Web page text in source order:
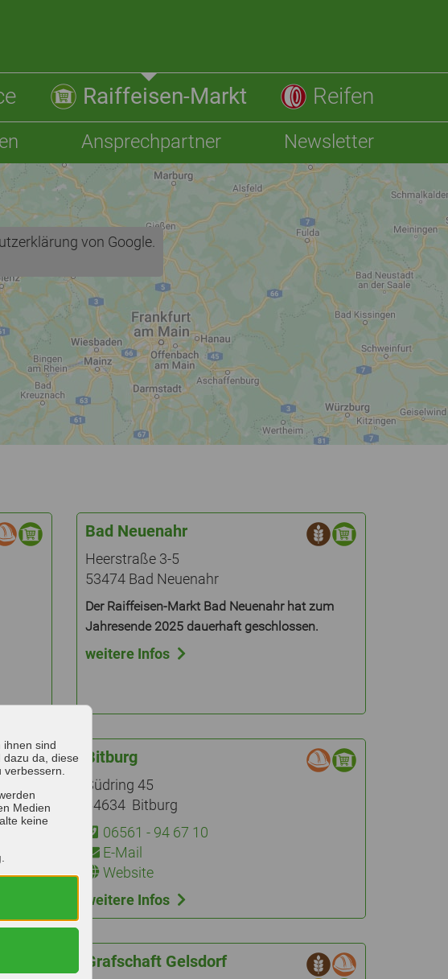
Raiffeisen-Markt Reifen
Ansprechpartner Newsletter
von Google.
Bad Neuenahr
Heerstraße 3-5
53474 Bad Neuenahr
Der Raiffeisen-Markt Bad Neuenahr hat zum
Jahresende 2025 dauerhaft geschlossen.
weitere Infos
Bitburg
Südring 45
54634 Bitburg
06561 - 94 67 10
E-Mail
Website
weitere Infos
Grafschaft Gelsdorf
ihnen sind
dazu da, diese
verbessern.
Medien
keine
.